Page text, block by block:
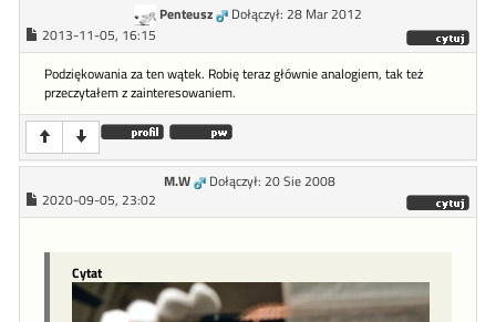
Penteusz
Dołączył: 28 Mar 2012
2013-11-05, 16:15
Podziękowania za ten wątek. Robię teraz głównie analogiem, tak też
przeczytałem z zainteresowaniem.
M.W
Dołączył: 20 Sie 2008
2020-09-05, 23:02
Cytat